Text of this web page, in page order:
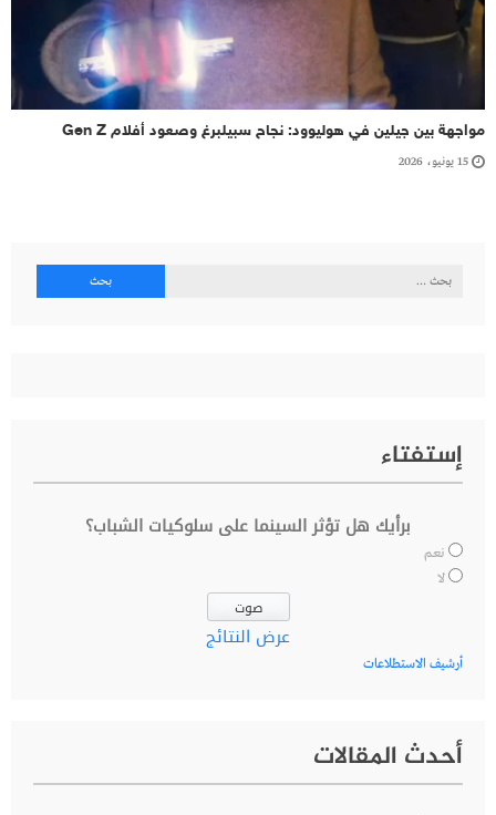
مواجهة بين جيلين في هوليوود: نجاح سبيلبرغ وصعود أفلام Gen Z
15 يونيو، 2026
البحث
إستفتاء
برأيك هل تؤثر السينما على سلوكيات الشباب؟
نعم
لا
عرض النتائج
أرشيف الاستطلاعات
أحدث المقالات